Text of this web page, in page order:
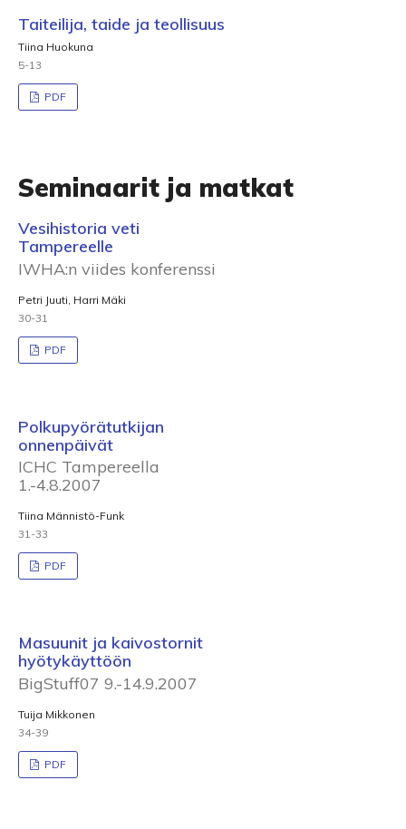
Taiteilija, taide ja teollisuus
Tiina Huokuna
5-13
PDF
Seminaarit ja matkat
Vesihistoria veti
Tampereelle
IWHA:n viides konferenssi
Petri Juuti, Harri Mäki
30-31
PDF
Polkupyörätutkijan
onnenpäivät
ICHC Tampereella
1.-4.8.2007
Tiina Männistö-Funk
31-33
PDF
Masuunit ja kaivostornit
hyötykäyttöön
BigStuff07 9.-14.9.2007
Tuija Mikkonen
34-39
PDF